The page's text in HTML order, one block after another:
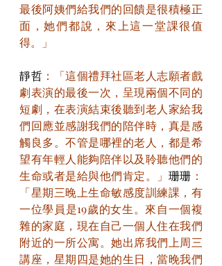
最後阿姨們給我們的回饋是很積極正
面，她們都說，來上這一堂課很值
得。」
靜哲 ：「這個禮拜社區老人志願者戲
劇表演的最後一次，呈現兩個不同的
短劇，在表演結束後聽到老人家給我
們回應並感謝我們的陪伴時，真是感
觸良多。不管是哪裡的老人，都是希
望有年輕人能夠陪伴以及聆聽他們的
生命或者是給與他們肯定。」 珊珊 ：
「星期三晚上生命敏感度訓練課，有
一位學員是19歲的女生。來自一個複
雜的家庭，現在自己一個人住在我們
附近的一所公寓。她出席我們上周三
講座，星期四是她的生日，當晚我們